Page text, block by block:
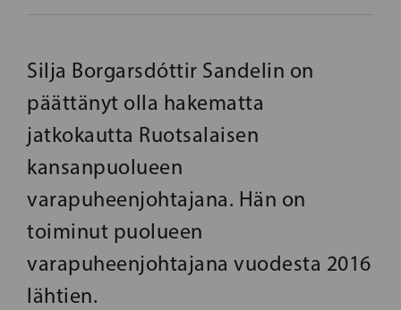
Silja Borgarsdóttir Sandelin on
päättänyt olla hakematta
jatkokautta Ruotsalaisen
kansanpuolueen
varapuheenjohtajana. Hän on
toiminut puolueen
varapuheenjohtajana vuodesta 2016
lähtien.